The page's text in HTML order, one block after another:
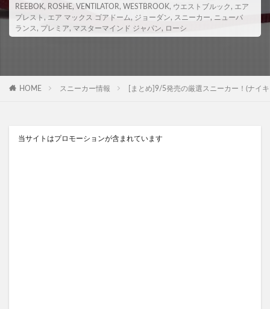
REEBOK, ROSHE, VENTILATOR, WESTBROOK, ウエストブルック , エア
プレスト , エア マックス ゴアドーム, ジョーダン, スニーカー, ニューバ
ランス , プレミア, マスターマインド ジャパン, ローシ
HOME スニーカー情報 [まとめ]9/5発売の厳選スニーカー！(ナイ
当サイトはプロモーションが含まれています